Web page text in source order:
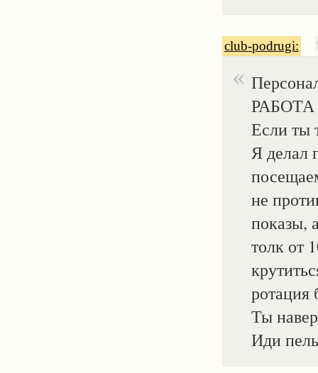
club-podrugi:
РАБОТА
Если ты
Я делал
не
показы,
толк от
ротация
Ты
Иди